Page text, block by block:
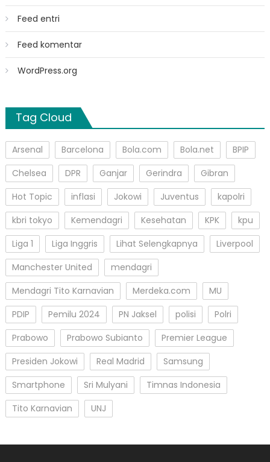
Feed entri
Feed komentar
WordPress.org
Tag Cloud
Arsenal Barcelona Bola.com Bola.net
BPIP
Chelsea
DPR Ganjar Gerindra
Gibran
Hot Topic
inflasi Jokowi Juventus
kapolri
kbri tokyo
Kemendagri Kesehatan KPK
kpu
Liga 1
Liga Inggris Lihat Selengkapnya
Liverpool
Manchester United
mendagri
Mendagri Tito Karnavian
Merdeka.com
MU
PDIP
Pemilu 2024 PN Jaksel polisi
Polri
Prabowo
Prabowo Subianto
Premier League
Presiden Jokowi
Real Madrid
Samsung
Smartphone
Sri Mulyani
Timnas Indonesia
Tito Karnavian
UNJ